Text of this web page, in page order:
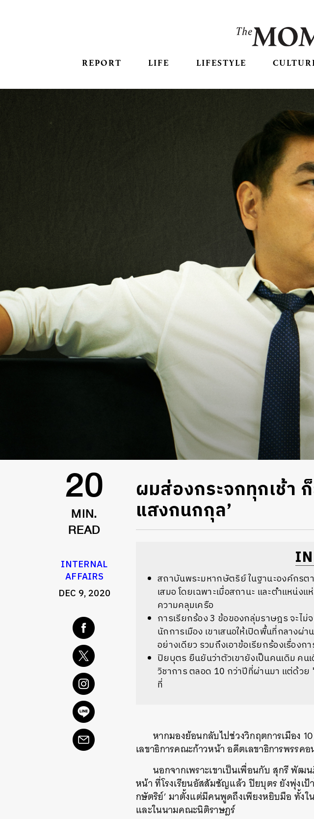
REPORT LIFE LIFESTYLE
20
MIN.
READ
INTERNAL
AFFAIRS
DEC 9, 2020
ผมส่องกระจกทุกเช้า
แสงกนกกุล’
สถาบันพระมหากษัตริย์ ในฐานะองค์กร
เสมอ โดยเฉพาะเมื่อสถานะ และตำแหน่
ความคลุมเครือ
การเรียกร้อง 3 ข้อของกลุ่มราษฎร จะไม่
นักการเมือง เขาเสนอให้เปิดพื้นที่กลาง
อย่างเดียว รวมถึงเอาข้อเรียกร้องเรื่อง
ปิยบุตร ยืนยันว่าตัวเขายังเป็นคนเดิม คน
วิชาการ ตลอด 10 กว่าปีที่ผ่านมา แต่ด้วย
ที่
หากมองย้อนกลับไปช่วงวิกฤตการเมือง
เลขาธิการคณะก้าวหน้า อดีตเลขาธิการพรรค
นอกจากเพราะเขาเป็นเพื่อนกับ สุกรี พัฒ
หน้า ที่โรงเรียนอัสสัมชัญแล้ว ปิยบุตร ยังพุ่งเป้
กษัตริย์’ มาตั้งแต่มีคนพูดถึงเพียงหยิบมือ ทั้ง
และในนามคณะนิติราษฎร์